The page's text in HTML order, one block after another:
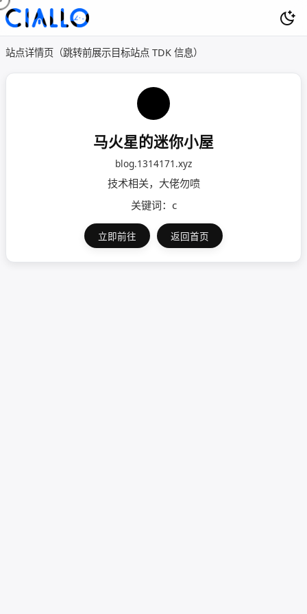
站点详情页（跳转前展示目标站点 TDK 信息）
马火星的迷你小屋
blog.1314171.xyz
技术相关，大佬勿喷
关键词：c
立即前往 返回首页